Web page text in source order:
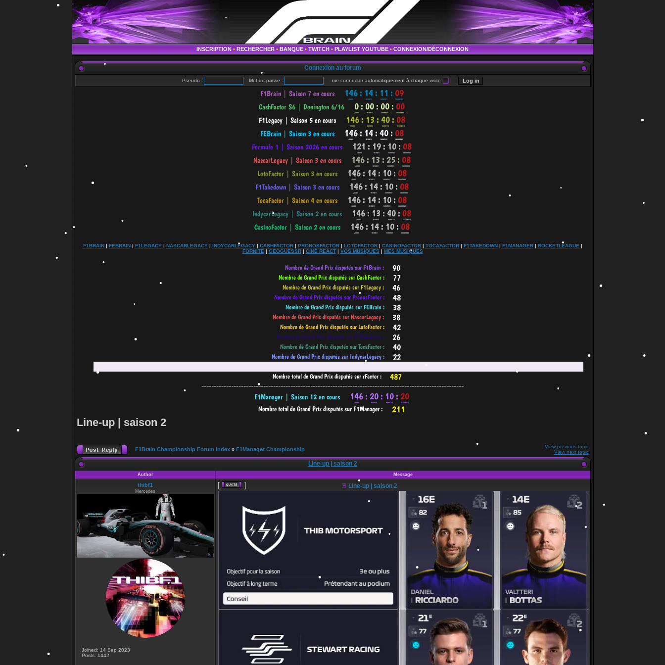
INSCRIPTION • RECHERCHER • BANQUE • TWITCH • PLAYLIST YOUTUBE • CONNEXION/DÉCONNEXION
Connexion au forum
Pseudo : Mot de passe : me connecter automatiquement à chaque visite
F1BRAIN| FEBRAIN| F1LEGACY| NASCARLEGACY| INDYCARLEGACY| CASHFACTOR| PRONOSFACTOR| LOTOFACTOR| CASINOFACTOR| TOCAFACTOR| F1TAKEDOWN| F1MANAGER| ROCKETLEAGUE |
FORNITE | GEOGUESSR| CINÉ REACT| VOS MUSIQUES| MES MUSIQUES
----------------------------------------------------------------------------------------------------------
Line-up | saison 2
F1Brain Championship Forum Index» F1Manager Championship
View previous topic
View next topic
Line-up | saison 2
Author Message
thibf1
Mercedes
Joined: 14 Sep 2023
Posts: 1442
[ ] Line-up | saison 2
•
•
•
•
•
•
•
•
•
•
•
•
•
•